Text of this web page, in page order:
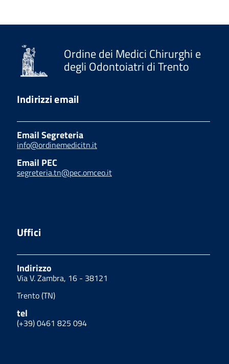
Ordine dei Medici Chirurghi e
degli Odontoiatri di Trento
Indirizzi email
Email Segreteria
info@ordinemedicitn.it
Email PEC
segreteria.tn@pec.omceo.it
Uffici
Indirizzo
Via V. Zambra, 16 - 38121
Trento (TN)
tel
(+39) 0461 825 094